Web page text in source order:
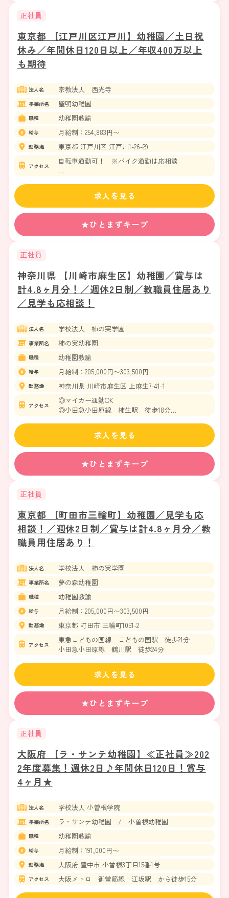
正社員
東京都 【江戸川区江戸川】幼稚園／土日祝
休み／年間休日120日以上／年収400万以上
も期待
法人名 宗教法人 西光寺
事業所名 聖明幼稚園
職種 幼稚園教諭
給与 月給制：254,883円〜
勤務地 東京都 江戸川区 江戸川1-26-29
アクセス
自転車通勤可！ ※バイク通勤は応相談
東京メトロ東西線 南行徳駅から江戸川スポーツラ
ンド行きバス 「東部区民館入口」 または 「江
戸川一丁目」下車徒歩７分ほど
★ひとまずキープ
求人を見る
正社員
神奈川県 【川崎市麻生区】幼稚園／賞与は
計4.8ヶ月分！／週休2日制／教職員住居あり
／見学も応相談！
法人名 学校法人 柿の実学園
事業所名 柿の実幼稚園
職種 幼稚園教諭
給与 月給制：205,000円〜303,500円
勤務地 神奈川県 川崎市麻生区 上麻生7-41-1
アクセス
◎マイカー通勤OK
◎小田急小田原線 柿生駅 徒歩18分
亀井橋バス停から徒歩約2分
★ひとまずキープ
求人を見る
正社員
東京都 【町田市三輪町】幼稚園／見学も応
相談！／週休2日制／賞与は計4.8ヶ月分／教
職員用住居あり！
法人名 学校法人 柿の実学園
事業所名 夢の森幼稚園
職種 幼稚園教諭
給与 月給制：205,000円〜303,500円
勤務地 東京都 町田市 三輪町1051-2
アクセス
東急こどもの国線 こどもの国駅 徒歩21分
小田急小田原線 鶴川駅 徒歩24分
★ひとまずキープ
求人を見る
正社員
大阪府 【ラ・サンテ幼稚園】≪正社員≫202
2年度募集！週休2日♪年間休日120日！賞与
4ヶ月★
法人名 学校法人 小曽根学院
事業所名 ラ・サンテ幼稚園 / 小曽根幼稚園
職種 幼稚園教諭
給与 月給制：191,000円〜
勤務地 大阪府 豊中市 小曾根3丁目15番1号
アクセス 大阪メトロ 御堂筋線 江坂駅 から徒歩15分